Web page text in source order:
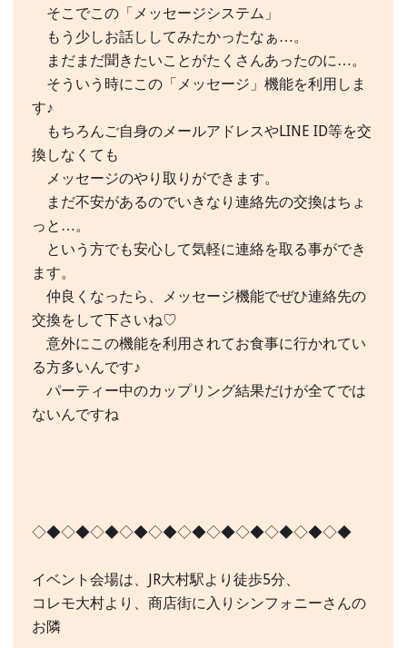
そこでこの「メッセージシステム」
もう少しお話ししてみたかったなぁ…。
まだまだ聞きたいことがたくさんあったのに…。
そういう時にこの「メッセージ」機能を利用しま
す♪
もちろんご自身のメールアドレスやLINE ID等を交
換しなくても
メッセージのやり取りができます。
まだ不安があるのでいきなり連絡先の交換はちょ
っと…。
という方でも安心して気軽に連絡を取る事ができ
ます。
仲良くなったら、メッセージ機能でぜひ連絡先の
交換をして下さいね♡
意外にこの機能を利用されてお食事に行かれてい
る方多いんです♪
パーティー中のカップリング結果だけが全てでは
ないんですね
◇◆◇◆◇◆◇◆◇◆◇◆◇◆◇◆◇◆◇◆◇◆
イベント会場は、JR大村駅より徒歩5分、
コレモ大村より、商店街に入りシンフォニーさんの
お隣